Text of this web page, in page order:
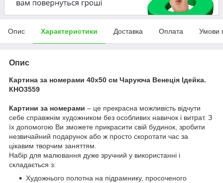
Опис Характеристики Доставка Оплата Умови
Опис
Картина за номерами 40х50 см Чаруюча Венеція Ідейка.
КНО3559
Картини за номерами – це прекрасна можливість відчути
себе справжнім художником без особливих навичок і витрат. З
їх допомогою Ви зможете прикрасити свій будинок, зробити
незвичайний подарунок або ж просто скоротати час за
цікавим творчим заняттям.
Набір для малювання дуже зручний у використанні і
складається з:
Художнього полотна на підрамнику, просоченого